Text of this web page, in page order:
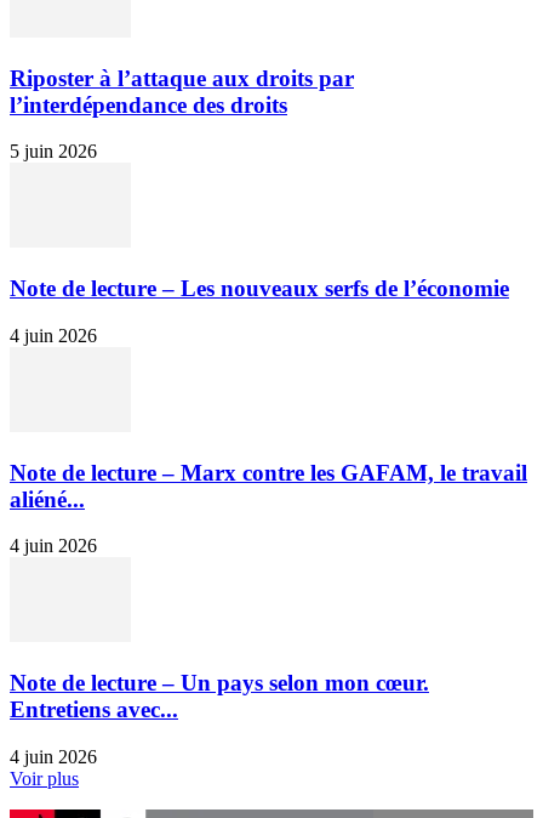
Riposter à l’attaque aux droits par
l’interdépendance des droits
5 juin 2026
Note de lecture – Les nouveaux serfs de l’économie
4 juin 2026
Note de lecture – Marx contre les GAFAM, le travail
aliéné...
4 juin 2026
Note de lecture – Un pays selon mon cœur.
Entretiens avec...
4 juin 2026
Voir plus